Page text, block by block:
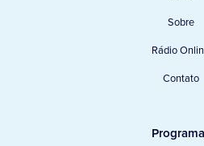
Sobre
Rádio
Contato